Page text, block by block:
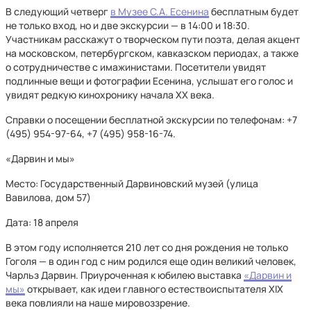
В следующий четверг в Музее С.А. Есенина бесплатным будет
не только вход, но и две экскурсии — в 14:00 и 18:30.
Участникам расскажут о творческом пути поэта, делая акцент
на московском, петербургском, кавказском периодах, а также
о сотрудничестве с имажинистами. Посетители увидят
подлинные вещи и фотографии Есенина, услышат его голос и
увидят редкую кинохронику начала XX века.
Справки о посещении бесплатной экскурсии по телефонам: +7
(495) 954-97-64, +7 (495) 958-16-74.
«Дарвин и мы»
Место: Государственный Дарвиновский музей (улица
Вавилова, дом 57)
Дата: 18 апреля
В этом году исполняется 210 лет со дня рождения не только
Гоголя — в один год с ним родился еще один великий человек,
Чарльз Дарвин. Приуроченная к юбилею выставка «Дарвин и
мы» открывает, как идеи главного естествоиспытателя XIX
века повлияли на наше мировоззрение.